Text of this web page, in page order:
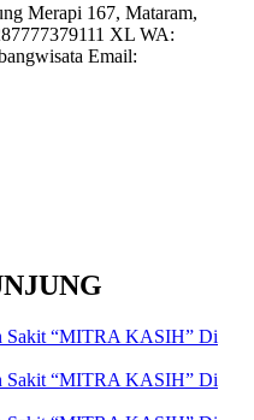
Merapi 167, Mataram,
XL WA:
Email:
Sakit “MITRA KASIH” Di
Sakit “MITRA KASIH” Di